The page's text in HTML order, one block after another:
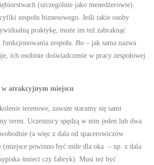
(szczególnie jako menedżerowie).
zespołu biznesowego. Jeśli takie osoby
praktykę, może im też zabraknąć
zespołu. Bo – jak sama nazwa
ich osobiste doświadczenie w pracy zespołowej
atrakcyjnym miejscu
terenowe, zawsze staramy się sami
teren. Uczestnicy spędzą w nim jeden lub dwa
(a więc z dala od spacerowiczów
powinno być miłe dla oka – np. z dala
śmieci czy fabryk). Musi też być